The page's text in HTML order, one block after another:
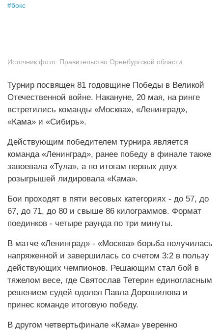
#бокс
Источник фото: Правительство Оренбургской области
Турнир посвящен 81 годовщине Победы в Великой
Отечественной войне. Накануне, 20 мая, на ринге
встретились команды «Москва», «Ленинград»,
«Кама» и «Сибирь».
Действующим победителем турнира является
команда «Ленинград», ранее победу в финале также
завоевала «Тула», а по итогам первых двух
розыгрышей лидировала «Кама».
Бои проходят в пяти весовых категориях - до 57, до
67, до 71, до 80 и свыше 86 килограммов. Формат
поединков - четыре раунда по три минуты.
В матче «Ленинград» - «Москва» борьба получилась
напряженной и завершилась со счетом 3:2 в пользу
действующих чемпионов. Решающим стал бой в
тяжелом весе, где Святослав Тетерин единогласным
решением судей одолел Павла Дорошилова и
принес команде итоговую победу.
В другом четвертьфинале «Кама» уверенно